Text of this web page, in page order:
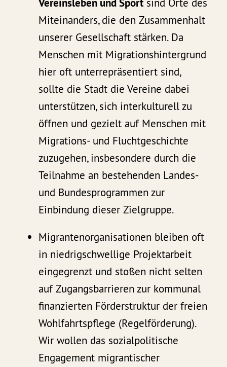
Miteinanders, die den Zusammenhalt
unserer Gesellschaft stärken. Da
Menschen mit Migrationshintergrund
hier oft unterrepräsentiert sind,
sollte die Stadt die Vereine dabei
unterstützen, sich interkulturell zu
öffnen und gezielt auf Menschen mit
Migrations- und Fluchtgeschichte
zuzugehen, insbesondere durch die
Teilnahme an bestehenden Landes-
und Bundesprogrammen zur
Einbindung dieser Zielgruppe.
Migrantenorganisationen bleiben oft
in niedrigschwellige Projektarbeit
eingegrenzt und stoßen nicht selten
auf Zugangsbarrieren zur kommunal
finanzierten Förderstruktur der freien
Wohlfahrtspflege (Regelförderung).
Wir wollen das sozialpolitische
Engagement migrantischer